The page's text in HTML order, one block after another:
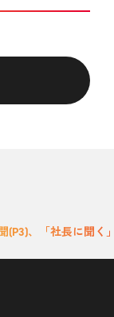
(P3)、「社長に聞く